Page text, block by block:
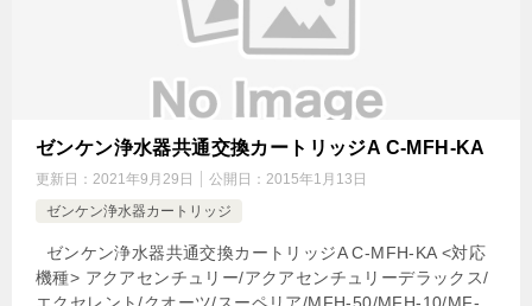
ゼンケン浄水器共通交換カートリッジA C-MFH-KA
更新日： 2021年9月29日 公開日： 2015年1月13日
ゼンケン浄水器カートリッジ
ゼンケン浄水器共通交換カートリッジA C-MFH-KA <対応
機種> アクアセンチュリー/アクアセンチュリーデラックス/